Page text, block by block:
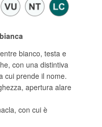
bianco, testa e
con una distintiva
cui prende il nome.
apertura alare
con cui è